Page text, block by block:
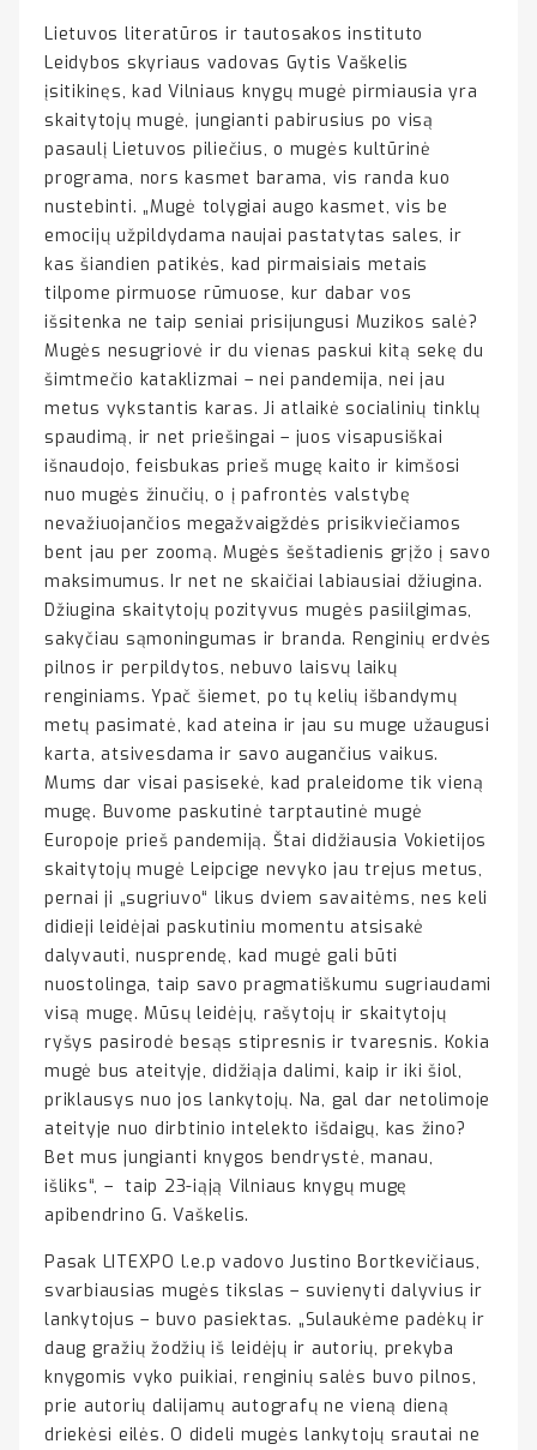
Lietuvos literatūros ir tautosakos instituto
Leidybos skyriaus vadovas Gytis Vaškelis
įsitikinęs, kad Vilniaus knygų mugė pirmiausia yra
skaitytojų mugė, jungianti pabirusius po visą
pasaulį Lietuvos piliečius, o mugės kultūrinė
programa, nors kasmet barama, vis randa kuo
nustebinti. „Mugė tolygiai augo kasmet, vis be
emocijų užpildydama naujai pastatytas sales, ir
kas šiandien patikės, kad pirmaisiais metais
tilpome pirmuose rūmuose, kur dabar vos
išsitenka ne taip seniai prisijungusi Muzikos salė?
Mugės nesugriovė ir du vienas paskui kitą sekę du
šimtmečio kataklizmai – nei pandemija, nei jau
metus vykstantis karas. Ji atlaikė socialinių tinklų
spaudimą, ir net priešingai – juos visapusiškai
išnaudojo, feisbukas prieš mugę kaito ir kimšosi
nuo mugės žinučių, o į pafrontės valstybę
nevažiuojančios megažvaigždės prisikviečiamos
bent jau per zoomą. Mugės šeštadienis grįžo į savo
maksimumus. Ir net ne skaičiai labiausiai džiugina.
Džiugina skaitytojų pozityvus mugės pasiilgimas,
sakyčiau sąmoningumas ir branda. Renginių erdvės
pilnos ir perpildytos, nebuvo laisvų laikų
renginiams. Ypač šiemet, po tų kelių išbandymų
metų pasimatė, kad ateina ir jau su muge užaugusi
karta, atsivesdama ir savo augančius vaikus.
Mums dar visai pasisekė, kad praleidome tik vieną
mugę. Buvome paskutinė tarptautinė mugė
Europoje prieš pandemiją. Štai didžiausia Vokietijos
skaitytojų mugė Leipcige nevyko jau trejus metus,
pernai ji „sugriuvo“ likus dviem savaitėms, nes keli
didieji leidėjai paskutiniu momentu atsisakė
dalyvauti, nusprendę, kad mugė gali būti
nuostolinga, taip savo pragmatiškumu sugriaudami
visą mugę. Mūsų leidėjų, rašytojų ir skaitytojų
ryšys pasirodė besąs stipresnis ir tvaresnis. Kokia
mugė bus ateityje, didžiąja dalimi, kaip ir iki šiol,
priklausys nuo jos lankytojų. Na, gal dar netolimoje
ateityje nuo dirbtinio intelekto išdaigų, kas žino?
Bet mus jungianti knygos bendrystė, manau,
išliks“, – taip 23-iąją Vilniaus knygų mugę
apibendrino G. Vaškelis.
Pasak LITEXPO l.e.p vadovo Justino Bortkevičiaus,
svarbiausias mugės tikslas – suvienyti dalyvius ir
lankytojus – buvo pasiektas. „Sulaukėme padėkų ir
daug gražių žodžių iš leidėjų ir autorių, prekyba
knygomis vyko puikiai, renginių salės buvo pilnos,
prie autorių dalijamų autografų ne vieną dieną
driekėsi eilės. O dideli mugės lankytojų srautai ne